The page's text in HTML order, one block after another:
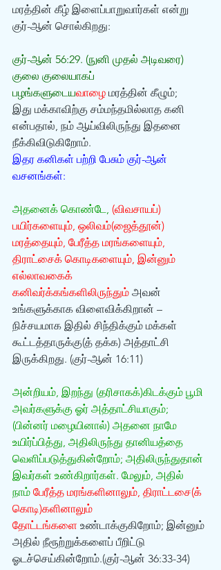
மரத்தின் கீழ் இளைப்பாறுவார்கள் என்று
குர்-ஆன் சொல்கிறது:
குர்-ஆன் 56:29. (நுனி முதல் அடிவரை)
குலை குலையாகப்
பழங்களுடையவாழை மரத்தின் கீழும்;
இது மக்காவிற்கு சம்மந்தமில்லாத கனி
என்பதால், நம் ஆய்விலிருந்து இதனை
நீக்கிவிடுகிறோம்.
இதர கனிகள் பற்றி பேசும் குர்-ஆன்
வசனங்கள்:
அதனைக் கொண்டே, (விவசாயப்)
பயிர்களையும், ஒலிவம்(ஜைத்தூன்)
மரத்தையும், பேரீத்த மரங்களையும்,
திராட்சைக் கொடிகளையும், இன்னும்
எல்லாவகைக்
கனிவர்க்கங்களிலிருந்தும் அவன்
உங்களுக்காக விளைவிக்கிறான் –
நிச்சயமாக இதில் சிந்திக்கும் மக்கள்
கூட்டத்தாருக்கு(த் தக்க) அத்தாட்சி
இருக்கிறது. (குர்-ஆன் 16:11)
அன்றியம், இறந்து (தரிசாகக்)கிடக்கும் பூமி
அவர்களுக்கு ஓர் அத்தாட்சியாகும்;
(பின்னர் மழையினால்) அதனை நாமே
உயிர்ப்பித்து, அதிலிருந்து தானியத்தை
வெளிப்படுத்துகின்றோம்; அதிலிருந்துதான்
இவர்கள் உண்கிறார்கள். மேலும், அதில்
நாம் பேரீத்த மரங்களினாலும், திராட்டசை(க்
கொடி)களினாலும்
தோட்டங்களை உண்டாக்குகிறோம்; இன்னும்
அதில் நீரூற்றுக்களைப் பீறிட்டு
ஓடச்செய்கின்றோம்.(குர்-ஆன் 36:33-34)